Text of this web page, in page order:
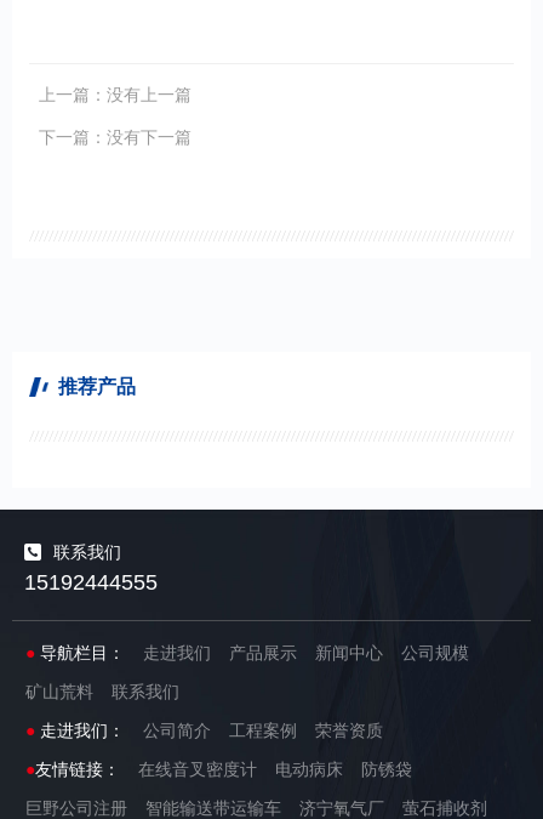
上一篇：没有上一篇
下一篇：没有下一篇
推荐产品
联系我们
15192444555
●导航栏目： 走进我们 产品展示 新闻中心
公司规模
矿山荒料
联系我们
●走进我们： 公司简介 工程案例
荣誉资质
●友情链接： 在线音叉密度计 电动病床
防锈袋
巨野公司注册
智能输送带运输车 济宁氧气厂 萤石捕收剂